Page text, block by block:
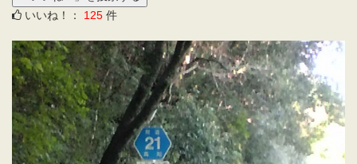
いいね！： 125 件